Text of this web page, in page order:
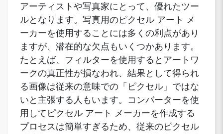
アーティストや写真家にとって、優れたツー
ルとなります。写真用のピクセル アート メ
ーカーを使用することには多くの利点があり
ますが、潜在的な欠点もいくつかあります。
たとえば、フィルターを使用するとアートワ
ークの真正性が損なわれ、結果として得られ
る画像は従来の意味での「ピクセル」ではな
いと主張する人もいます。コンバーターを使
用してピクセル アート メーカーを作成する
プロセスは簡単すぎるため、従来のピクセル